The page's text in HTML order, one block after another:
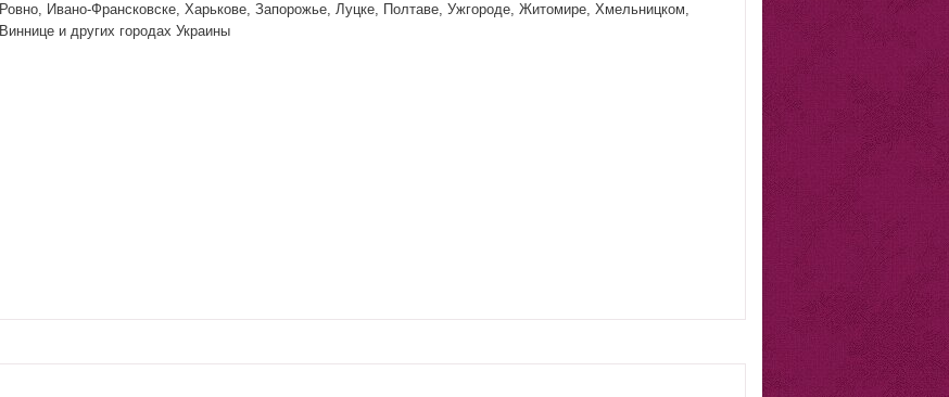
Ровно, Ивано-Франсковске, Харькове, Запорожье, Луцке, Полтаве, Ужгороде, Житомире, Хмельницком,
Виннице и других городах Украины